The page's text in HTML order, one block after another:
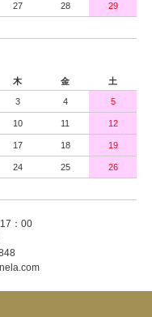
27 28 29
木 金 土
3 4 5
10 11 12
17 18 19
24 25 26
：00